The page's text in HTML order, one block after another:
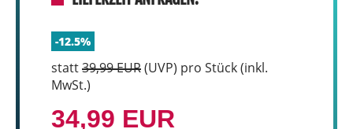
-12.5%
statt39,99 EUR(UVP) pro Stück (inkl.
MwSt.)
34,99 EUR